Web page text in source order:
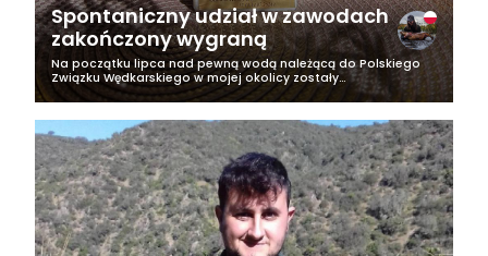
Spontaniczny udział w zawodach
zakończony wygraną
Na początku lipca nad pewną wodą należącą do Polskiego
Związku Wędkarskiego w mojej okolicy zostały
zorganizowane 3-dniowe zawody wędkarskie spławikowo -
gruntowe. Od początku kiedy tylko się o...